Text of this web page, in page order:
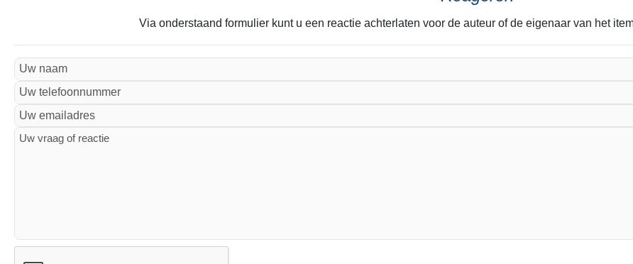
Via onderstaand formulier kunt u een reactie achterlaten voor de auteur of de eigenaar van het